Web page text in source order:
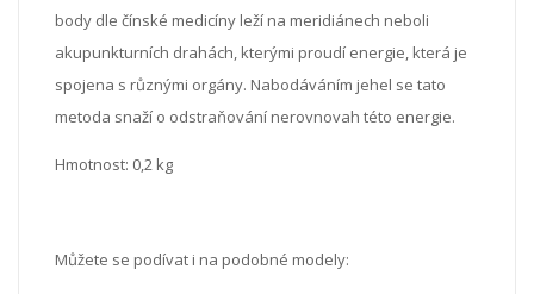
body dle čínské medicíny leží na meridiánech neboli
akupunkturních drahách, kterými proudí energie, která je
spojena s různými orgány. Nabodáváním jehel se tato
metoda snaží o odstraňování nerovnovah této energie.
Hmotnost: 0,2 kg
Můžete se podívat i na podobné modely: